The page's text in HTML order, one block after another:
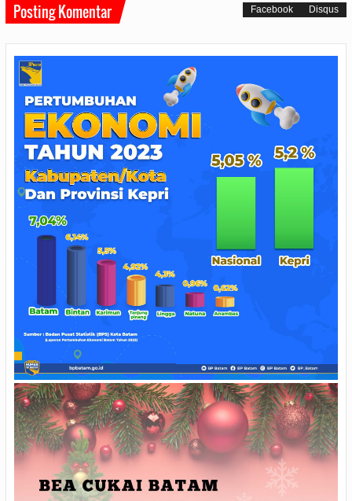
Posting Komentar Facebook Disqus